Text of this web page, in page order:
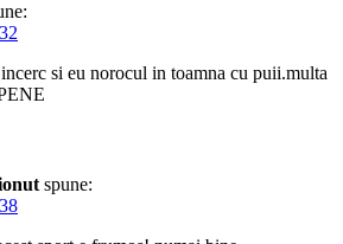
si eu norocul in toamna cu puii.multa
spune: